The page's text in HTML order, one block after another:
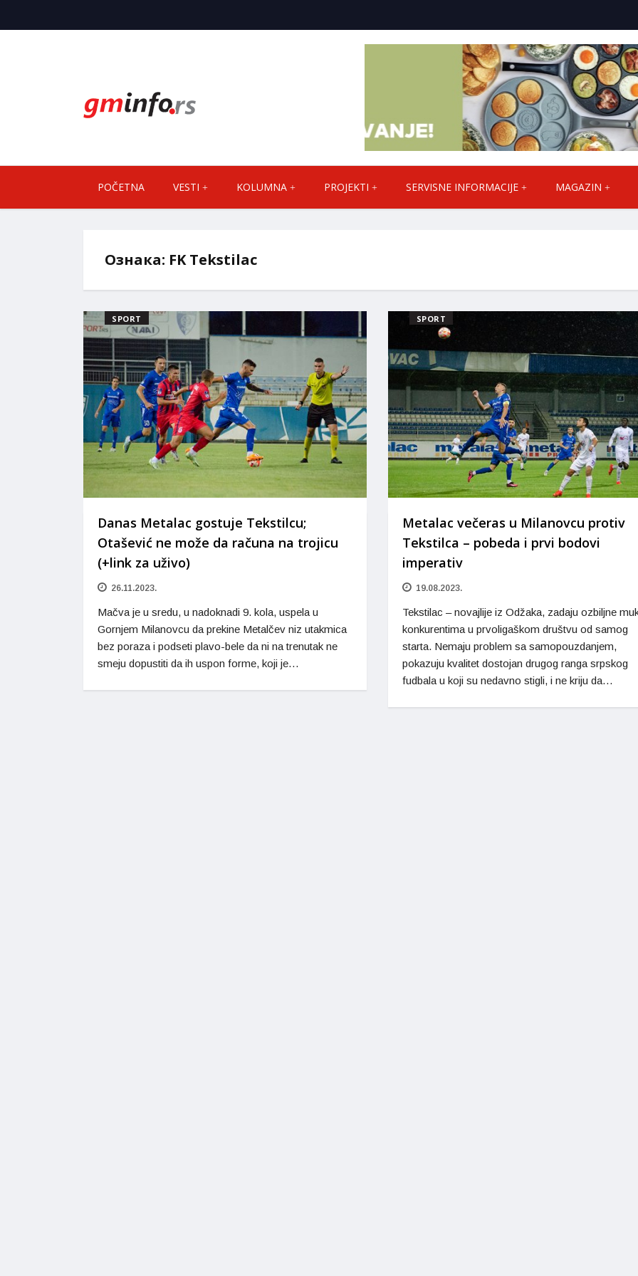
POČETNA VESTI KOLUMNA PROJEKTI SERVISNE INFORMACIJE MAGAZIN
Ознака: FK Tekstilac
SPORT
Danas Metalac gostuje Tekstilcu;
Otašević ne može da računa na trojicu
(+link za uživo)
26.11.2023.
Mačva je u sredu, u nadoknadi 9. kola, uspela u
Gornjem Milanovcu da prekine Metalčev niz utakmica
bez poraza i podseti plavo-bele da ni na trenutak ne
smeju dopustiti da ih uspon forme, koji je…
SPORT
Metalac večeras u Milanovcu protiv
Tekstilca – pobeda i prvi bodovi
imperativ
19.08.2023.
Tekstilac – novajlije iz Odžaka, zadaju ozbiljne
konkurentima u prvoligaškom društvu od samog
starta. Nemaju problem sa samopouzdanjem,
pokazuju kvalitet dostojan drugog ranga srpskog
fudbala u koji su nedavno stigli, i ne kriju da…